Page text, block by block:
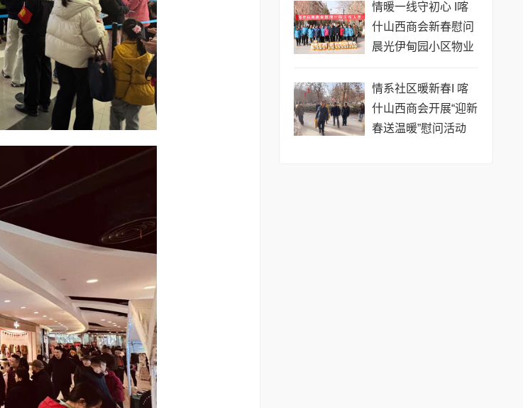
情暖一线守初心 I喀
什山西商会新春慰问
晨光伊甸园小区物业
情系社区暖新春I 喀
什山西商会开展“迎新
春送温暖”慰问活动